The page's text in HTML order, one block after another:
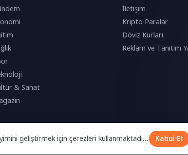
& Sanat
İletişim
Kripto Paralar
Döviz Kurları
Reklam ve Tanıtım
geliştirmek için çerezleri kullanmaktadır.
Kabul Et